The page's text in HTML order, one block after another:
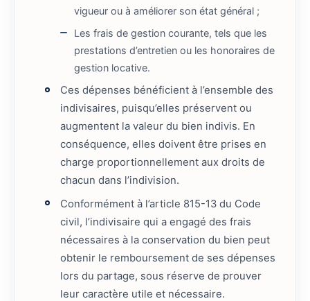
vigueur ou à améliorer son état général ;
Les frais de gestion courante, tels que les
prestations d’entretien ou les honoraires de
gestion locative.
Ces dépenses bénéficient à l’ensemble des
indivisaires, puisqu’elles préservent ou
augmentent la valeur du bien indivis. En
conséquence, elles doivent être prises en
charge proportionnellement aux droits de
chacun dans l’indivision.
Conformément à l’article 815-13 du Code
civil, l’indivisaire qui a engagé des frais
nécessaires à la conservation du bien peut
obtenir le remboursement de ses dépenses
lors du partage, sous réserve de prouver
leur caractère utile et nécessaire.